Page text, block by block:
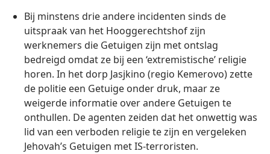
Bij minstens drie andere incidenten sinds de
uitspraak van het Hooggerechtshof zijn
werknemers die Getuigen zijn met ontslag
bedreigd omdat ze bij een ‘extremistische’ religie
horen. In het dorp Jasjkino (regio Kemerovo) zette
de politie een Getuige onder druk, maar ze
weigerde informatie over andere Getuigen te
onthullen. De agenten zeiden dat het onwettig was
lid van een verboden religie te zijn en vergeleken
Jehovah’s Getuigen met IS-terroristen.